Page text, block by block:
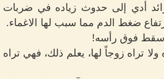
زائد أدي إلى حدوث زياده في ضربات
ضغط الدم مما سبب لها الاغماء.
سقط فوق رأسه!
ولا تراه زوجاً لها، يعلم ذلك، فهي تراه